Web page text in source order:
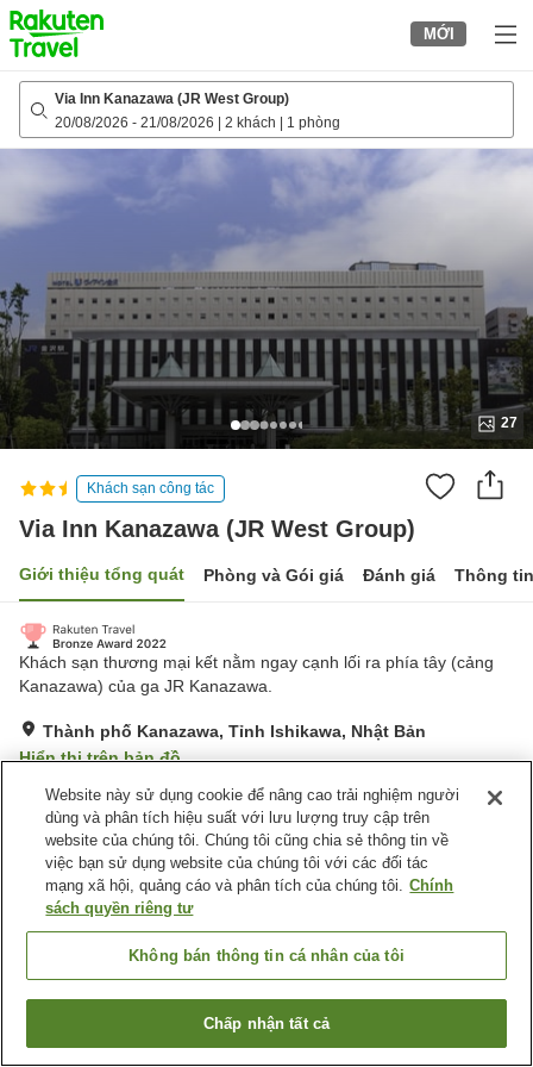
to
top
page
MỚI
Via Inn Kanazawa (JR West Group)
20/08/2026 - 21/08/2026 2 khách 1 phòng
27
Khách sạn công tác
Via Inn Kanazawa (JR West Group)
Giới thiệu tổng quát Phòng và Gói giá Đánh giá Thông
Khách sạn thương mại kết nằm ngay cạnh lối ra phía tây (cảng
Kanazawa) của ga JR Kanazawa.
Thành phố Kanazawa, Tỉnh Ishikawa, Nhật Bản
Hiển thị trên bản đồ
Rất tốt Đánh giá:753 lượt
Tiện nghi chỗ nghỉ
Bãi đỗ xe
Máy bán hàng tự động
Trang chủ Nhật Bản Tỉnh Ishikawa
Thành phố Kanazawa
Via Inn Kanazawa (JR West Group)
Tìm phòng trống
Website này sử dụng cookie để nâng cao trải nghiệm người
dùng và phân tích hiệu suất với lưu lượng truy cập trên
website của chúng tôi. Chúng tôi cũng chia sẻ thông tin về
việc bạn sử dụng website của chúng tôi với các đối tác
mạng xã hội, quảng cáo và phân tích của chúng tôi. Chính
sách quyền riêng tư
Không bán thông tin cá nhân của tôi
Chấp nhận tất cả